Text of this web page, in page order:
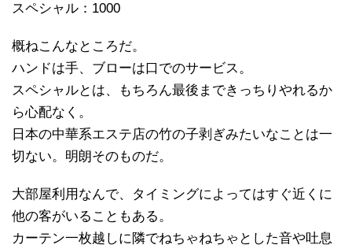
スペシャル：1000
概ねこんなところだ。
ハンドは手、ブローは口でのサービス。
スペシャルとは、もちろん最後まできっちりやれるか
ら心配なく。
日本の中華系エステ店の竹の子剥ぎみたいなことは一
切ない。明朗そのものだ。
大部屋利用なんで、タイミングによってはすぐ近くに
他の客がいることもある。
カーテン一枚越しに隣でねちゃねちゃとした音や吐息